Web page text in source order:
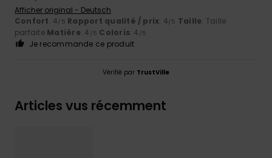
Afficher original - Deutsch
Confort: 4/5 Rapport qualité / prix: 4/5 Taille: Taille
parfaite Matière: 4 /5 Coloris: 4 /5
Je recommande ce produit
Vérifié par TrustVille
Articles vus récemment